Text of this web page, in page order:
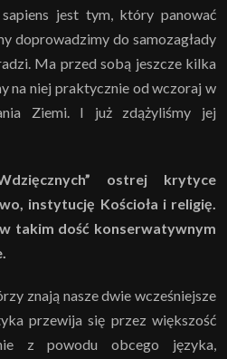
jest tym, który panować
doprowadzimy do samozagłady
Ma przed sobą jeszcze kilka
na niej praktycznie od wczoraj w
Ziemi. I już zdążyliśmy jej
ostrej krytyce
instytucję Kościoła i religię.
takim dość konserwatywnym
znają nasze dwie wcześniejsze
przewija się przez większość
z powodu obcego języka,